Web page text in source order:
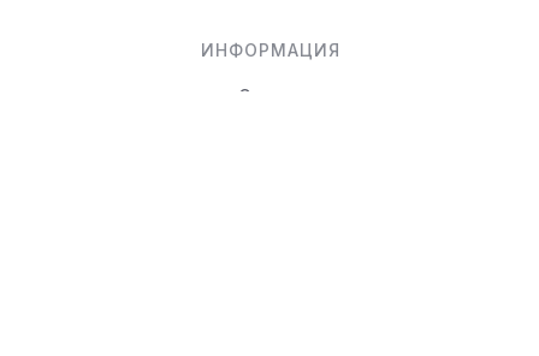
ИНФОРМАЦИЯ
Статьи